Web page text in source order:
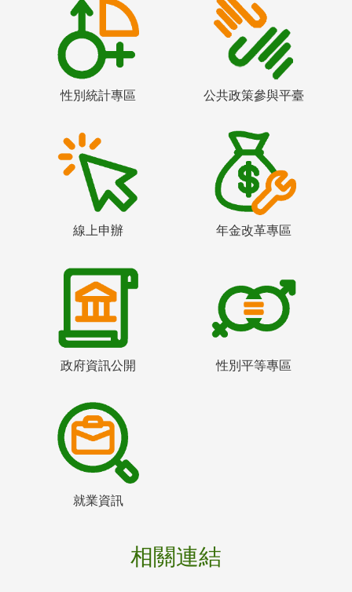
性別統計專區 公共政策參與平臺
線上申辦 年金改革專區
政府資訊公開 性別平等專區
就業資訊
相關連結